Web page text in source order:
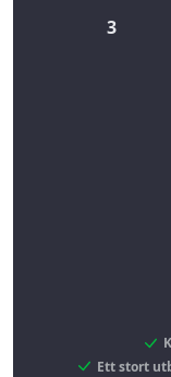
3
Ett stort